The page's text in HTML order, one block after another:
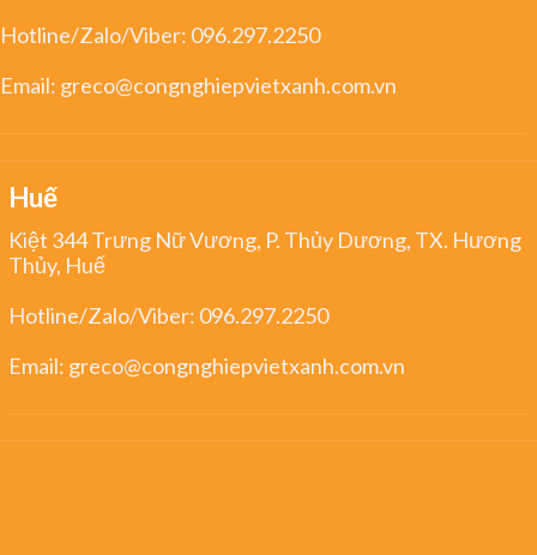
Hotline/Zalo/Viber: 096.297.2250
Email: greco@congnghiepvietxanh.com.vn
Huế
Kiệt 344 Trưng Nữ Vương, P. Thủy Dương, TX. Hương
Thủy, Huế
Hotline/Zalo/Viber: 096.297.2250
Email: greco@congnghiepvietxanh.com.vn